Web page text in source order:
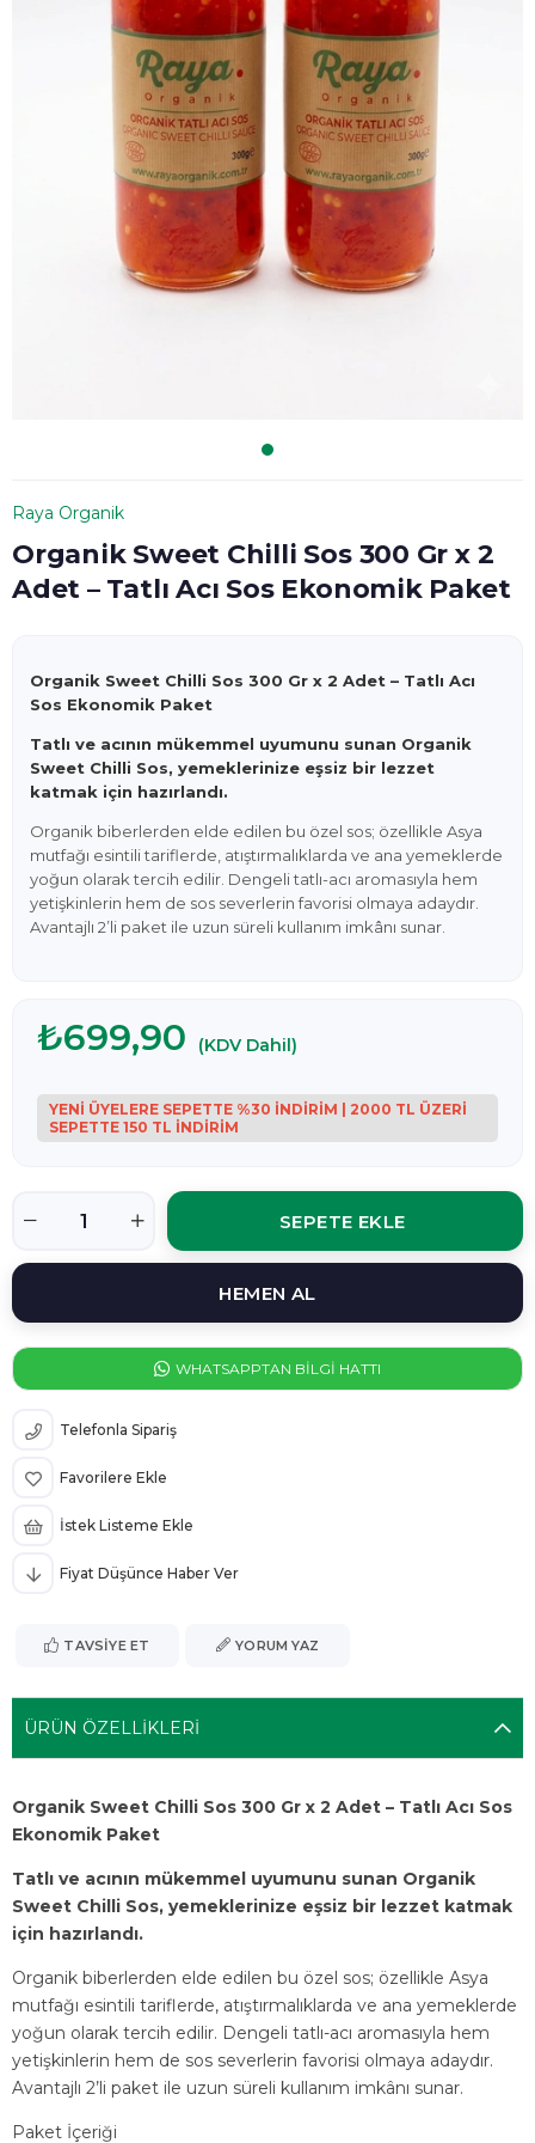
Raya Organik
Organik Sweet Chilli Sos 300 Gr x 2
Adet – Tatlı Acı Sos Ekonomik Paket
Organik Sweet Chilli Sos 300 Gr x 2 Adet – Tatlı Acı
Sos Ekonomik Paket
Tatlı ve acının mükemmel uyumunu sunan Organik
Sweet Chilli Sos, yemeklerinize eşsiz bir lezzet
katmak için hazırlandı.
Organik biberlerden elde edilen bu özel sos; özellikle Asya
mutfağı esintili tariflerde, atıştırmalıklarda ve ana yemeklerde
yoğun olarak tercih edilir. Dengeli tatlı-acı aromasıyla hem
yetişkinlerin hem de sos severlerin favorisi olmaya adaydır.
Avantajlı 2’li paket ile uzun süreli kullanım imkânı sunar.
₺699,90 (KDV Dahil)
WHATSAPPTAN BİLGİ HATTI
Telefonla Sipariş
Favorilere Ekle
İstek Listeme Ekle
Fiyat Düşünce Haber Ver
TAVSIYE ET YORUM YAZ
ÜRÜN ÖZELLIKLERI
Organik Sweet Chilli Sos 300 Gr x 2 Adet – Tatlı Acı Sos
Ekonomik Paket
Tatlı ve acının mükemmel uyumunu sunan Organik
Sweet Chilli Sos, yemeklerinize eşsiz bir lezzet katmak
için hazırlandı.
Organik biberlerden elde edilen bu özel sos; özellikle Asya
mutfağı esintili tariflerde, atıştırmalıklarda ve ana yemeklerde
yoğun olarak tercih edilir. Dengeli tatlı-acı aromasıyla hem
yetişkinlerin hem de sos severlerin favorisi olmaya adaydır.
Avantajlı 2’li paket ile uzun süreli kullanım imkânı sunar.
Paket İçeriği